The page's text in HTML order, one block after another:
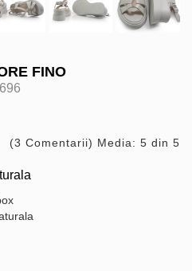
FINO
(3 Comentarii) Media: 5 din 5